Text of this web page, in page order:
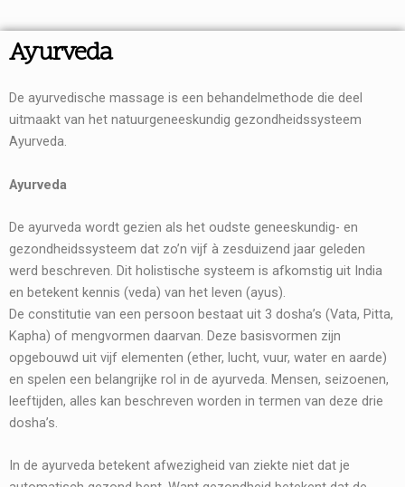
Ayurveda
De ayurvedische massage is een behandelmethode die deel
uitmaakt van het natuurgeneeskundig gezondheidssysteem
Ayurveda.
Ayurveda
De ayurveda wordt gezien als het oudste geneeskundig- en
gezondheidssysteem dat zo’n vijf à zesduizend jaar geleden
werd beschreven. Dit holistische systeem is afkomstig uit India
en betekent kennis (veda) van het leven (ayus).
De constitutie van een persoon bestaat uit 3 dosha’s (Vata, Pitta,
Kapha) of mengvormen daarvan. Deze basisvormen zijn
opgebouwd uit vijf elementen (ether, lucht, vuur, water en aarde)
en spelen een belangrijke rol in de ayurveda. Mensen, seizoenen,
leeftijden, alles kan beschreven worden in termen van deze drie
dosha’s.
In de ayurveda betekent afwezigheid van ziekte niet dat je